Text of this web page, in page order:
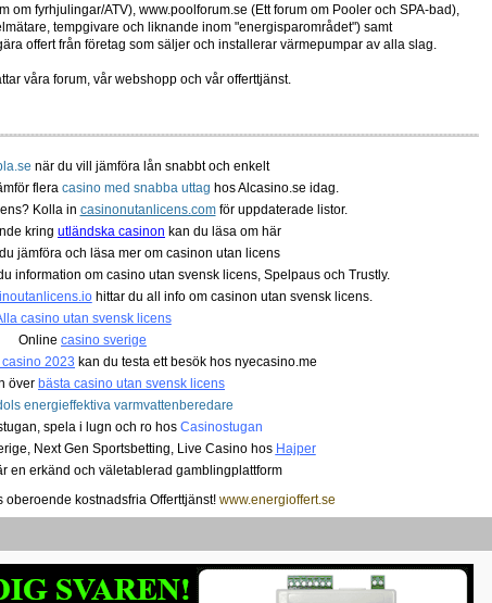
om fyrhjulingar/ATV), www.poolforum.se (Ett forum om Pooler och SPA-bad),
tempgivare och liknande inom "energisparområdet") samt
offert från företag som säljer och installerar värmepumpar av alla slag.
våra forum, vår webshopp och vår offerttjänst.
när du vill jämföra lån snabbt och enkelt
flera casino med snabba uttag hos Alcasino.se idag.
Kolla in casinonutanlicens.comför uppdaterade listor.
kring utländska casinon kan du läsa om här
jämföra och läsa mer om casinon utan licens
information om casino utan svensk licens, Spelpaus och Trustly.
hittar du all info om casinon utan svensk licens.
casino utan svensk licens
Online casino sverige
2023 kan du testa ett besök hos nyecasino.me
över bästa casino utan svensk licens
energieffektiva varmvattenberedare
spela i lugn och ro hos Casinostugan
Next Gen Sportsbetting, Live Casino hos Hajper
en erkänd och väletablerad gamblingplattform
oberoende kostnadsfria Offerttjänst! www.energioffert.se